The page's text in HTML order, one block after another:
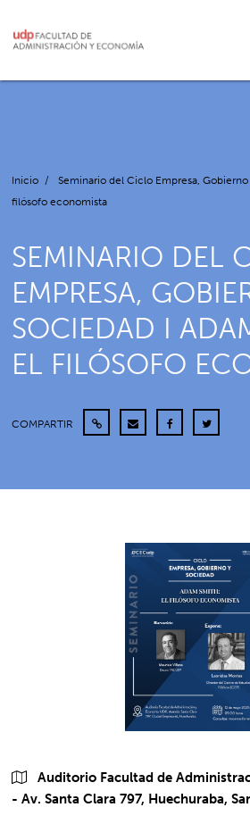
Inicio /
Seminario del Ciclo Empresa,
filósofo economista
SEMINARIO DEL
EMPRESA,
SOCIEDAD I
EL FILÓSOFO
COMPARTIR
Auditorio Facultad de
- Av. Santa Clara 797, Huechuraba,